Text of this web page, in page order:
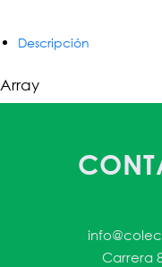
Descripción
Array
Carrera